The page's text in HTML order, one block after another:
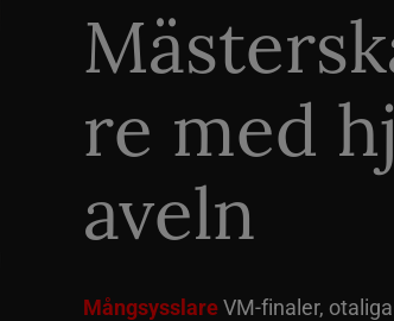
re med
aveln
MångsysslareVM-finaler,